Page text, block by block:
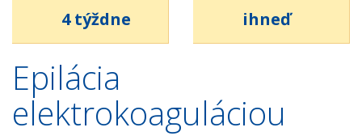
4 týždne ihneď
Epilácia
elektrokoaguláciou